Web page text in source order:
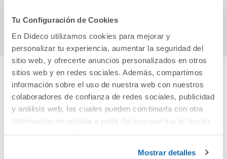
Tu Configuración de Cookies
En Dideco utilizamos cookies para mejorar y
personalizar tu experiencia, aumentar la seguridad del
sitio web, y ofrecerte anuncios personalizados en otros
sitios web y en redes sociales. Además, compartimos
información sobre el uso de nuestra web con nuestros
colaboradores de confianza de redes sociales, publicidad
y análisis web, los cuales pueden combinarla con otra
información recopilada a partir del uso que hayas hecho
Mostrar detalles
Comprar
Cuéntanos tu opinión
¡Sé el primero en valorar este producto!
Debes iniciar sesión para poder valorarlo